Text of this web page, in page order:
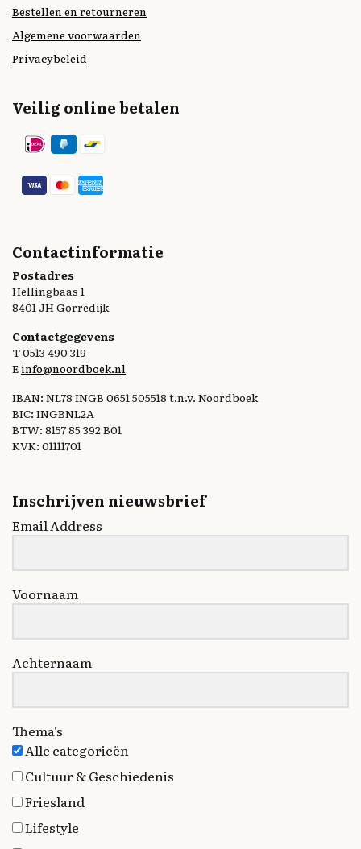
Bestellen en retourneren
Algemene voorwaarden
Privacybeleid
Veilig online betalen
Contactinformatie
Postadres
Hellingbaas 1
8401 JH Gorredijk
Contactgegevens
T 0513 490 319
E info@noordboek.nl
IBAN: NL78 INGB 0651 505518 t.n.v. Noordboek
BIC: INGBNL2A
BTW: 8157 85 392 B01
KVK: 01111701
Inschrijven nieuwsbrief
Email Address
Voornaam
Achternaam
Thema's
Alle categorieën
Cultuur & Geschiedenis
Friesland
Lifestyle